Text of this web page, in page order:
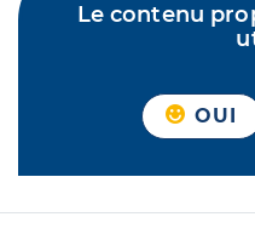
Le contenu
OUI